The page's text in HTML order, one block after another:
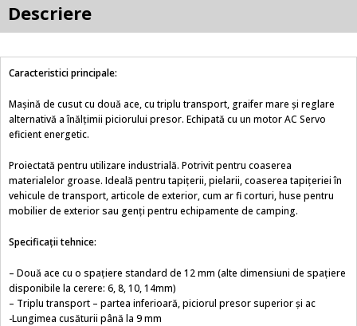
Descriere
Caracteristici principale:
Mașină de cusut cu două ace, cu triplu transport, graifer mare și reglare
alternativă a înălțimii piciorului presor. Echipată cu un motor AC Servo
eficient energetic.
Proiectată pentru utilizare industrială. Potrivit pentru coaserea
materialelor groase. Ideală pentru tapițerii, pielarii, coaserea tapițeriei în
vehicule de transport, articole de exterior, cum ar fi corturi, huse pentru
mobilier de exterior sau genți pentru echipamente de camping.
Specificații tehnice:
– Două ace cu o spațiere standard de 12 mm (alte dimensiuni de spațiere
disponibile la cerere: 6, 8, 10, 14mm)
– Triplu transport – partea inferioară, piciorul presor superior și ac
-Lungimea cusăturii până la 9 mm